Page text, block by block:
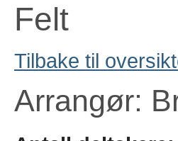
Felt
Tilbake til
Arrangør: